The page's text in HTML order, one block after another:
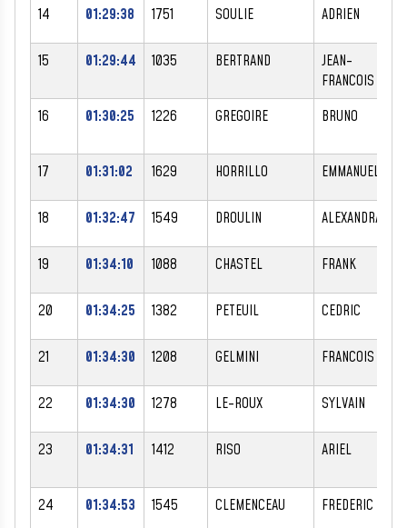
14 01:29:38 1751 SOULIE ADRIEN
15 01:29:44 1035 BERTRAND
JEAN-
FRANCOIS
16 01:30:25 1226 GREGOIRE BRUNO
17 01:31:02 1629 HORRILLO EMMANUEL
18 01:32:47 1549 DROULIN ALEXANDRA
19 01:34:10 1088 CHASTEL FRANK
20 01:34:25 1382 PETEUIL CEDRIC
21 01:34:30 1208 GELMINI FRANCOIS
22 01:34:30 1278 LE-ROUX SYLVAIN
23 01:34:31 1412 RISO ARIEL
24 01:34:53 1545 CLEMENCEAU FREDERIC